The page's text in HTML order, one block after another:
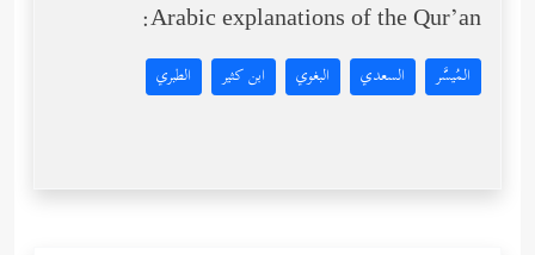
Arabic explanations of the Qur’an:
المُيسَّر السعدي البغوي ابن كثير الطبري